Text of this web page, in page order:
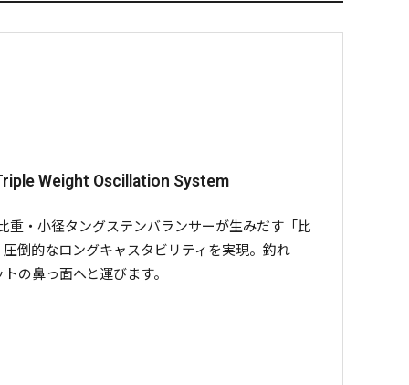
Weight Oscillation System
重・小径タングステンバランサーが生みだす「比
倒的なロングキャスタビリティを実現。釣れ
の鼻っ面へと運びます。